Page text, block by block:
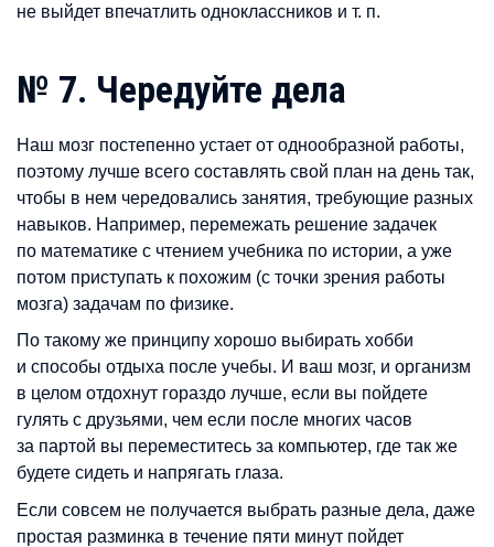
не выйдет впечатлить одноклассников и т. п.
№ 7. Чередуйте дела
Наш мозг постепенно устает от однообразной работы,
поэтому лучше всего составлять свой план на день так,
чтобы в нем чередовались занятия, требующие разных
навыков. Например, перемежать решение задачек
по математике с чтением учебника по истории, а уже
потом приступать к похожим (с точки зрения работы
мозга) задачам по физике.
По такому же принципу хорошо выбирать хобби
и способы отдыха после учебы. И ваш мозг, и организм
в целом отдохнут гораздо лучше, если вы пойдете
гулять с друзьями, чем если после многих часов
за партой вы переместитесь за компьютер, где так же
будете сидеть и напрягать глаза.
Если совсем не получается выбрать разные дела, даже
простая разминка в течение пяти минут пойдет